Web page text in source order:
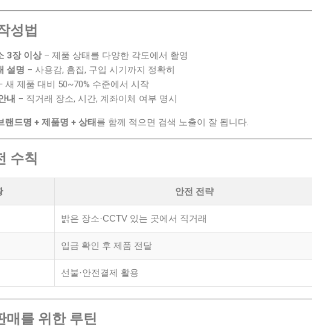
성법
3장 이상– 제품 상태를 다양한 각도에서 촬영
설명 – 사용감, 흠집, 구입 시기까지 정확히
새 제품 대비 50~70% 수준에서 시작
내 – 직거래 장소, 시간, 계좌이체 여부 명시
랜드명 + 제품명 + 상태 를 함께 적으면 검색 노출이 잘 됩니다.
수칙
안전 전략
밝은 장소·CCTV 있는 곳에서 직거래
입금 확인 후 제품 전달
선불·안전결제 활용
매를 위한 루틴